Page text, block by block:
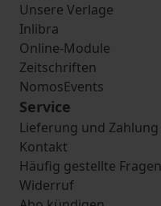
Unsere Verlage
Inlibra
Online-Module
Zeitschriften
NomosEvents
Service
Lieferung und Zahlung
Kontakt
Häufig gestellte Fragen
Widerruf